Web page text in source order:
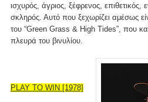
ισχυρός, άγριος, ξέφρενος, επιθετικός,
σκληρός. Αυτό που ξεχωρίζει αμέσως
του “Green Grass & High Tides”, που
πλευρά του βινυλίου.
PLAY TO WIN [1978]